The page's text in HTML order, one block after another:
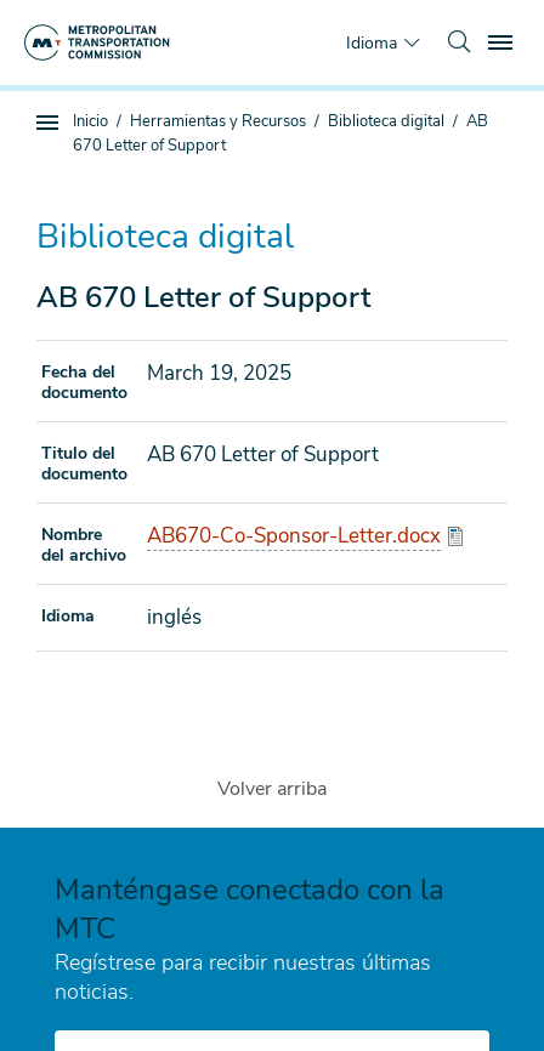
Idioma
Navegación
Estás
aquí
Inicio Herramientas y Recursos Biblioteca digital
AB
670 Letter of Support
Biblioteca digital
AB 670 Letter of Support
Fecha del
documento
March 19, 2025
Titulo del
documento
AB 670 Letter of Support
Nombre
del archivo
AB670-Co-Sponsor-Letter.docx
Idioma inglés
Volver arriba
Manténgase conectado con la
MTC
Regístrese para recibir nuestras últimas
noticias.